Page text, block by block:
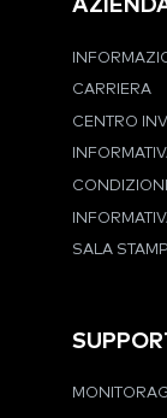
CARRIERA
CENTRO
SALA